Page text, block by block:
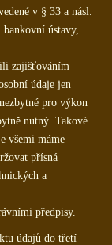
v § 33 a násl.
ústavy,
zajišťováním
údaje jen
pro výkon
nutný. Takové
všemi máme
přísná
a
předpisy.
údajů do třetí